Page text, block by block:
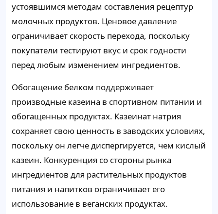
устоявшимся методам составления рецептур
молочных продуктов. Ценовое давление
ограничивает скорость перехода, поскольку
покупатели тестируют вкус и срок годности
перед любым изменением ингредиентов.
Обогащение белком поддерживает
производные казеина в спортивном питании и
обогащенных продуктах. Казеинат натрия
сохраняет свою ценность в заводских условиях,
поскольку он легче диспергируется, чем кислый
казеин. Конкуренция со стороны рынка
ингредиентов для растительных продуктов
питания и напитков ограничивает его
использование в веганских продуктах.